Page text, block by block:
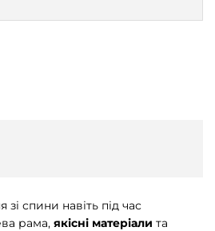
спини навіть під час
рама, якісні матеріали та